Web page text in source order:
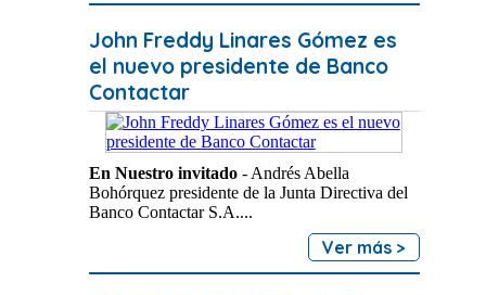
John Freddy Linares Gómez es
el nuevo presidente de Banco
Contactar
En Nuestro invitado - Andrés Abella
Bohórquez presidente de la Junta Directiva del
Banco Contactar S.A....
Ver más >